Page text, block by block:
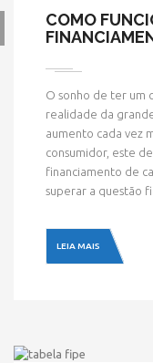
COMO
O sonho de ter um
realidade da
aumento cada vez
consumidor, este
financiamento de
superar a questão
LEIA MAIS